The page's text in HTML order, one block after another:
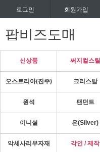
로그인 회원가입
팝비즈도매
신상품 써지컬스틸
오스트리아(진주) 크리스탈
원석 팬던트
이니셜 은(Silver)
악세사리부자재 각인 / 제작